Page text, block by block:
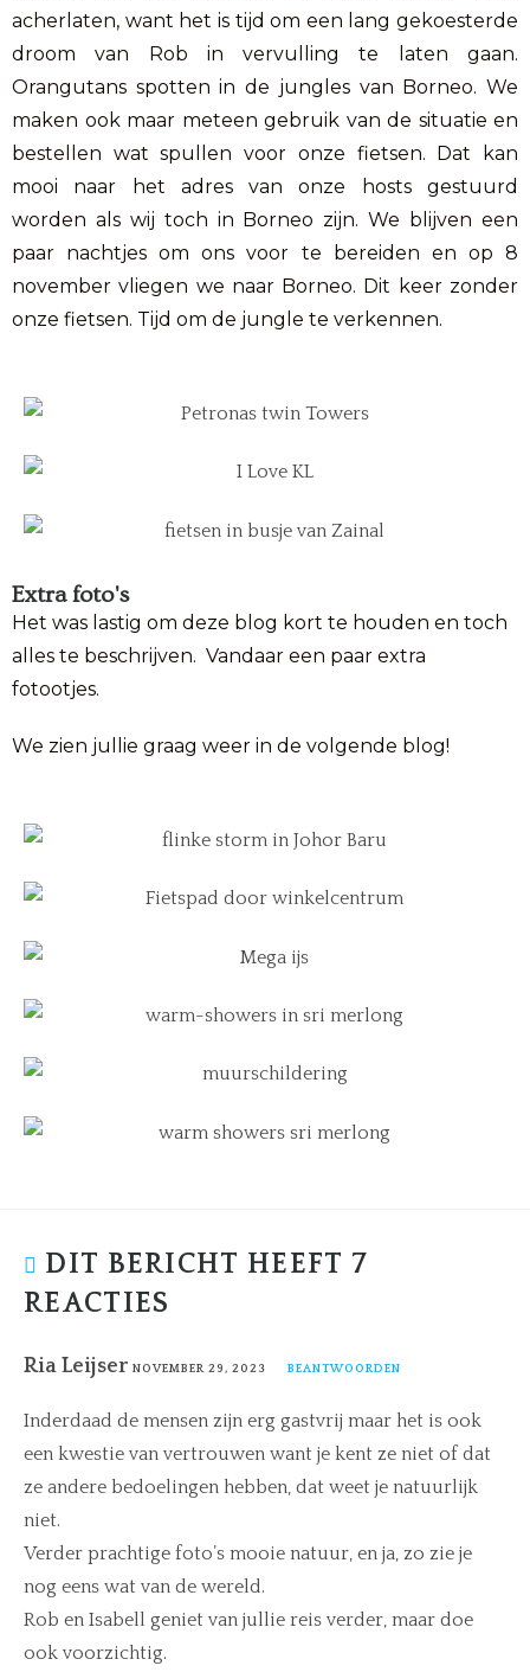
acherlaten, want het is tijd om een lang gekoesterde
droom van Rob in vervulling te laten gaan.
Orangutans spotten in de jungles van Borneo. We
maken ook maar meteen gebruik van de situatie en
bestellen wat spullen voor onze fietsen. Dat kan
mooi naar het adres van onze hosts gestuurd
worden als wij toch in Borneo zijn. We blijven een
paar nachtjes om ons voor te bereiden en op 8
november vliegen we naar Borneo. Dit keer zonder
onze fietsen. Tijd om de jungle te verkennen.
Extra foto's
Het was lastig om deze blog kort te houden en toch
alles te beschrijven. Vandaar een paar extra
fotootjes.
We zien jullie graag weer in de volgende blog!
DIT BERICHT HEEFT 7
REACTIES
Ria Leijser NOVEMBER 29, 2023 BEANTWOORDEN
Inderdaad de mensen zijn erg gastvrij maar het is ook
een kwestie van vertrouwen want je kent ze niet of dat
ze andere bedoelingen hebben, dat weet je natuurlijk
niet.
Verder prachtige foto’s mooie natuur, en ja, zo zie je
nog eens wat van de wereld.
Rob en Isabell geniet van jullie reis verder, maar doe
ook voorzichtig.